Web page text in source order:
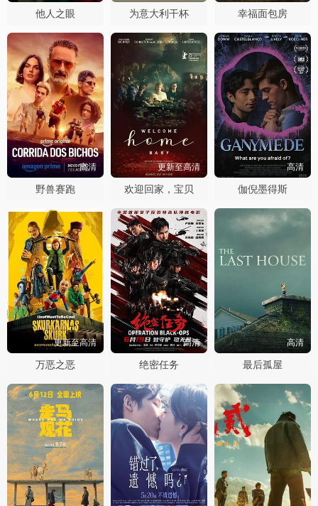
他人之眼 为意大利干杯 幸福面包房
高清
野兽赛跑
更新至高清
欢迎回家，宝贝
高清
伽倪墨得斯
更新至高清
万恶之恶
高清
绝密任务
高清
最后孤屋